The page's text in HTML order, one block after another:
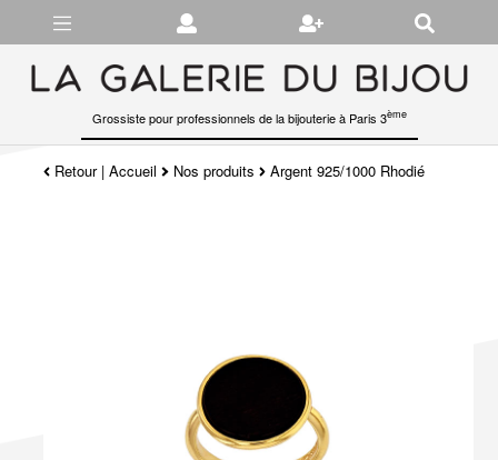
Grossiste pour professionnels de la bijouterie à Paris 3ème
Retour|Accueil Nos produits Argent 925/1000 Rhodié
Gérer les préférences en matière de cookies